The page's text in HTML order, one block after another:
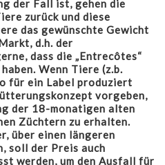
der Fall ist, gehen die
zurück und diese
das gewünschte Gewicht
d.h. der
dass die „Entrecôtes“
Wenn Tiere (z.b.
für ein Label produziert
vorgeben,
der 18-monatigen alten
Züchtern zu erhalten.
über einen längeren
soll der Preis auch
werden, um den Ausfall für